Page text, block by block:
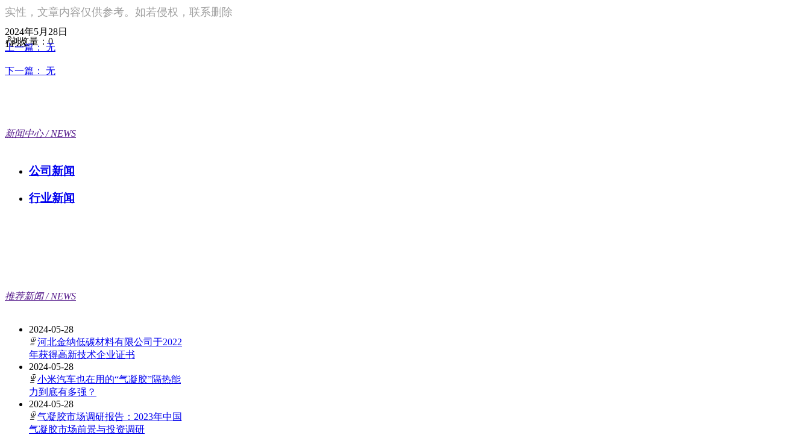
实性，文章内容仅供参考。如若侵权，联系删除
2024年5月28日
11:33
ꄘ浏览量：0
上一篇： 无
下一篇： 无
新闻中心 / NEWS
公司新闻
行业新闻
推荐新闻 / NEWS
2024-05-28
ꁇ 河北金纳低碳材料有限公司于2022
年获得高新技术企业证书
2024-05-28
ꁇ 小米汽车也在用的“气凝胶”隔热能
力到底有多强？
2024-05-28
ꁇ 气凝胶市场调研报告：2023年中国
气凝胶市场前景与投资调研